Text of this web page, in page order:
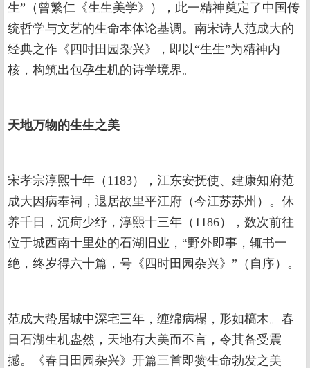
生”（曾繁仁《生生美学》），此一精神奠定了中国传
统哲学与文艺的生命本体论基调。南宋诗人范成大的
经典之作《四时田园杂兴》，即以“生生”为精神内
核，构筑出包孕生机的诗学境界。
天地万物的生生之美
宋孝宗淳熙十年（1183），江东安抚使、建康知府范
成大因病奉祠，退居故里平江府（今江苏苏州）。休
养千日，沉疴少纾，淳熙十三年（1186），数次前往
位于城西南十里处的石湖旧业，“野外即事，辄书一
绝，终岁得六十篇，号《四时田园杂兴》”（自序）。
范成大蛰居城中深宅三年，缠绵病榻，形如槁木。春
日石湖生机盎然，天地有大美而不言，令其备受震
撼。《春日田园杂兴》开篇三首即赞生命勃发之美